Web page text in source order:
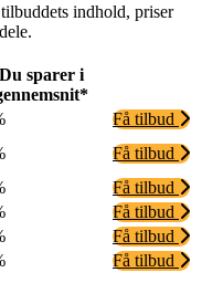
indhold, priser
Du sparer i
Få tilbud
Få tilbud
Få tilbud
Få tilbud
Få tilbud
Få tilbud